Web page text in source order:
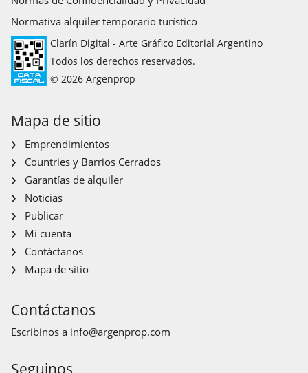
Normativa alquiler temporario turístico
Clarín Digital - Arte Gráfico Editorial Argentino
Todos los derechos reservados.
© 2026 Argenprop
Mapa de sitio
Emprendimientos
Countries y Barrios Cerrados
Garantías de alquiler
Noticias
Publicar
Mi cuenta
Contáctanos
Mapa de sitio
Contáctanos
Escribinos a info@argenprop.com
Seguinos